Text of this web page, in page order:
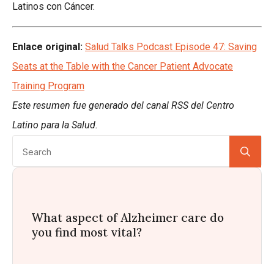
Latinos con Cáncer.
Enlace original: Salud Talks Podcast Episode 47: Saving
Seats at the Table with the Cancer Patient Advocate
Training Program
Este resumen fue generado del canal RSS del Centro
Latino para la Salud.
What aspect of Alzheimer care do
you find most vital?